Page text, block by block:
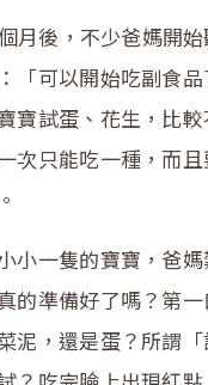
月後，不少爸媽開
「可以開始吃副食品
寶試蛋、花生，比
次只能吃一種，而
小一隻的寶寶，爸
的準備好了嗎？第
泥，還是蛋？所謂